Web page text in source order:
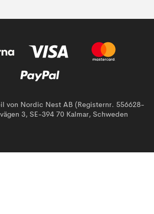
von Nordic Nest AB (Registernr. 556628-
3, SE-394 70 Kalmar, Schweden